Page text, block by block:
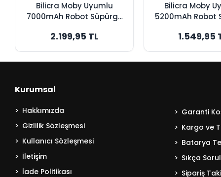
Bilicra Moby Uyumlu
7000mAh Robot Süpürge
Kapasite
2.199,95 TL
Bilicra Moby
5200mAh Robot
Kapasite
1.549,95
Kurumsal
Hakkımızda
Gizlilik Sözleşmesi
Kullanıcı Sözleşmesi
İletişim
İade Politikası
Garanti
Kargo ve
Batarya
Sıkça
Sipariş